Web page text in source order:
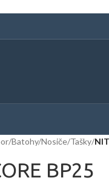
/Batohy/Nosiče/Tašky/
BP25